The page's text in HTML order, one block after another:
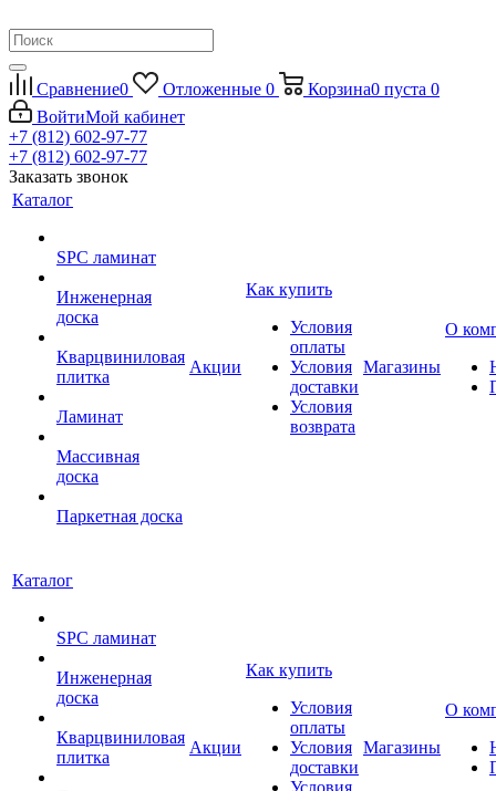
Сравнение0 Отложенные 0 Корзина0 пуста 0
ВойтиМой кабинет
+7 (812) 602-97-77
+7 (812) 602-97-77
Заказать звонок
Каталог
SPC ламинат
Инженерная
доска
Кварцвиниловая
плитка
Ламинат
Массивная
доска
Паркетная доска
Акции
Как купить
Условия
оплаты
Условия
доставки
Условия
возврата
Магазины
О
Каталог
SPC ламинат
Инженерная
доска
Кварцвиниловая
плитка
Акции
Как купить
Условия
оплаты
Условия
доставки
Условия
Магазины
О